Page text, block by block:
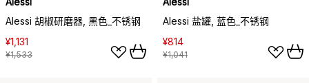
Alessi 胡椒研磨器, 黑色_不锈钢
¥1,131
¥1,533
Alessi 盐罐, 蓝色_不锈钢
¥814
¥1,041